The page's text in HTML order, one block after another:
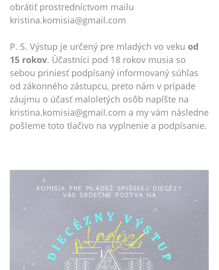
obrátiť prostredníctvom mailu
kristina.komisia@gmail.com
P. S. Výstup je určený pre mladých vo veku od
15 rokov. Účastníci pod 18 rokov musia so
sebou priniesť podpísaný informovaný súhlas
od zákonného zástupcu, preto nám v prípade
záujmu o účasť maloletých osôb napíšte na
kristina.komisia@gmail.com a my vám následne
pošleme toto tlačivo na vyplnenie a podpísanie.